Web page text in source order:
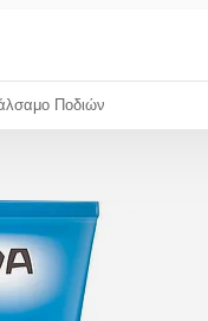
Ποδιών